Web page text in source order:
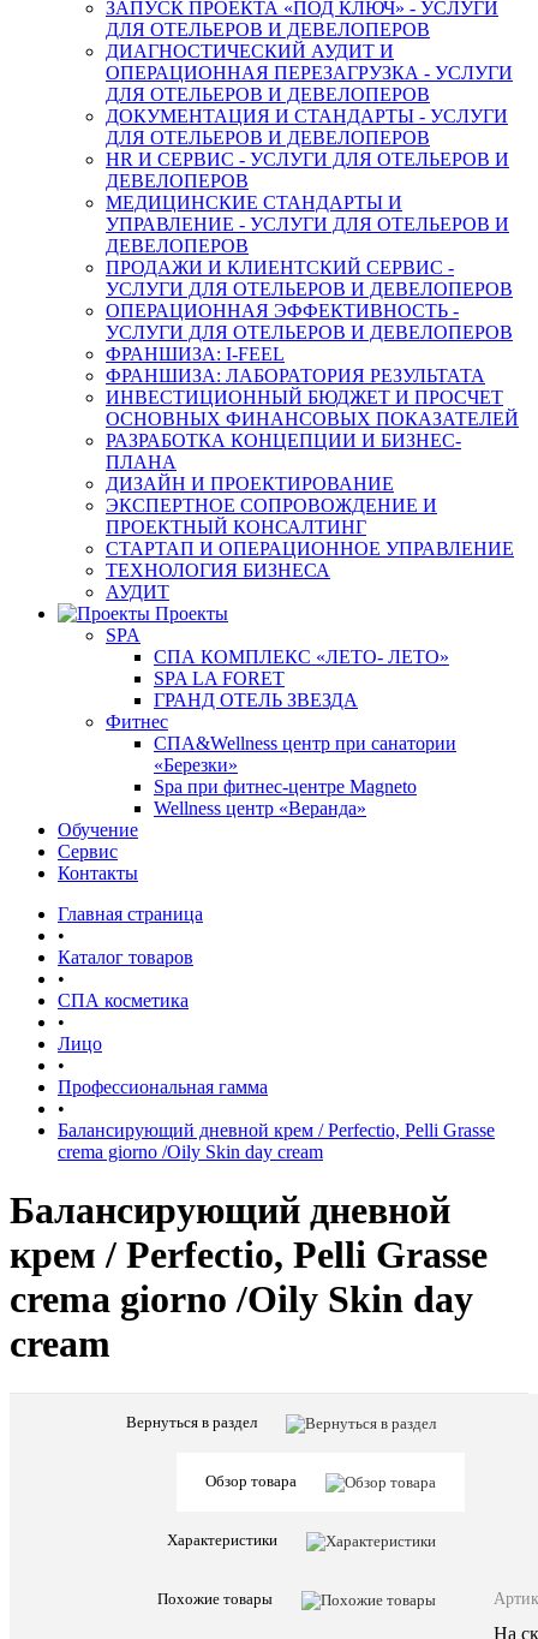
ЗАПУСК ПРОЕКТА «ПОД КЛЮЧ» - УСЛУГИ
ДЛЯ ОТЕЛЬЕРОВ И ДЕВЕЛОПЕРОВ
ДИАГНОСТИЧЕСКИЙ АУДИТ И
ОПЕРАЦИОННАЯ ПЕРЕЗАГРУЗКА - УСЛУГИ
ДЛЯ ОТЕЛЬЕРОВ И ДЕВЕЛОПЕРОВ
ДОКУМЕНТАЦИЯ И СТАНДАРТЫ - УСЛУГИ
ДЛЯ ОТЕЛЬЕРОВ И ДЕВЕЛОПЕРОВ
HR И СЕРВИС - УСЛУГИ ДЛЯ ОТЕЛЬЕРОВ И
ДЕВЕЛОПЕРОВ
МЕДИЦИНСКИЕ СТАНДАРТЫ И
УПРАВЛЕНИЕ - УСЛУГИ ДЛЯ ОТЕЛЬЕРОВ И
ДЕВЕЛОПЕРОВ
ПРОДАЖИ И КЛИЕНТСКИЙ СЕРВИС -
УСЛУГИ ДЛЯ ОТЕЛЬЕРОВ И ДЕВЕЛОПЕРОВ
ОПЕРАЦИОННАЯ ЭФФЕКТИВНОСТЬ -
УСЛУГИ ДЛЯ ОТЕЛЬЕРОВ И ДЕВЕЛОПЕРОВ
ФРАНШИЗА: I-FEEL
ФРАНШИЗА: ЛАБОРАТОРИЯ РЕЗУЛЬТАТА
ИНВЕСТИЦИОННЫЙ БЮДЖЕТ И ПРОСЧЕТ
ОСНОВНЫХ ФИНАНСОВЫХ ПОКАЗАТЕЛЕЙ
РАЗРАБОТКА КОНЦЕПЦИИ И БИЗНЕС-
ПЛАНА
ДИЗАЙН И ПРОЕКТИРОВАНИЕ
ЭКСПЕРТНОЕ СОПРОВОЖДЕНИЕ И
ПРОЕКТНЫЙ КОНСАЛТИНГ
СТАРТАП И ОПЕРАЦИОННОЕ УПРАВЛЕНИЕ
ТЕХНОЛОГИЯ БИЗНЕСА
АУДИТ
Проекты
SPA
СПА КОМПЛЕКС «ЛЕТО- ЛЕТО»
SPA LA FORET
ГРАНД ОТЕЛЬ ЗВЕЗДА
Фитнес
СПА&Wellness центр при санатории
«Березки»
Spa при фитнес-центре Magneto
Wellness центр «Веранда»
Обучение
Сервис
Контакты
Главная страница
•
Каталог товаров
•
СПА косметика
•
Лицо
•
Профессиональная гамма
•
Балансирующий дневной крем / Perfectio, Pelli Grasse
crema giorno /Oily Skin day cream
Балансирующий дневной
крем / Perfectio, Pelli Grasse
crema giorno /Oily Skin day
cream
Вернуться в раздел
Обзор товара
Характеристики
Похожие товары
На